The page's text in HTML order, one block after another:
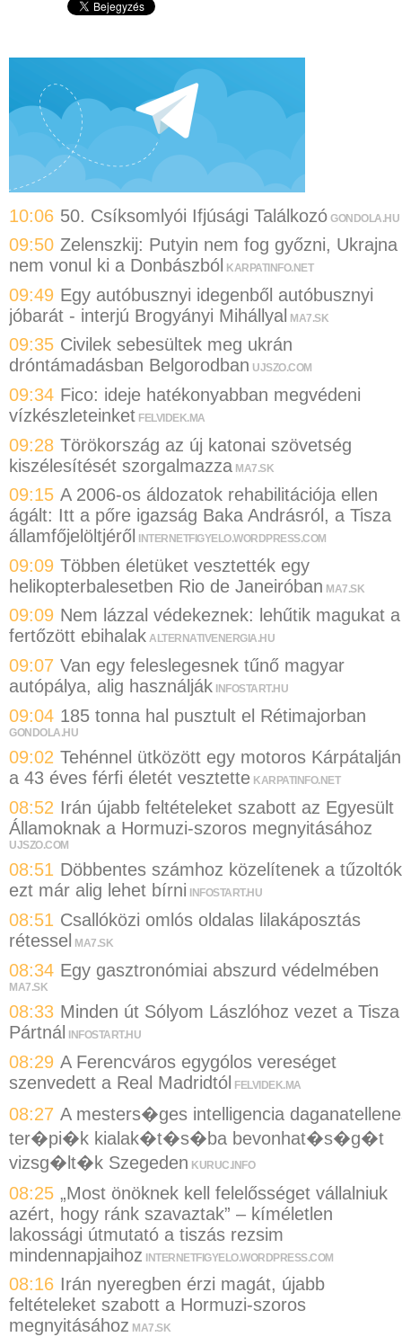
10:06 50. Csíksomlyói Ifjúsági Találkozó GONDOLA.HU
09:50 Zelenszkij: Putyin nem fog győzni, Ukrajna
nem vonul ki a Donbászból
KARPATINFO.NET
09:49 Egy autóbusznyi idegenből autóbusznyi
jóbarát - interjú Brogyányi Mihállyal MA7.SK
09:35 Civilek sebesültek meg ukrán
dróntámadásban Belgorodban UJSZO.COM
09:34 Fico: ideje hatékonyabban megvédeni
vízkészleteinket FELVIDEK.MA
09:28 Törökország az új katonai szövetség
kiszélesítését szorgalmazza MA7.SK
09:15 A 2006-os áldozatok rehabilitációja ellen
ágált: Itt a pőre igazság Baka Andrásról, a Tisza
államfőjelöltjéről
INTERNETFIGYELO.WORDPRESS.COM
09:09 Többen életüket vesztették egy
helikopterbalesetben Rio de Janeiróban MA7.SK
09:09 Nem lázzal védekeznek: lehűtik magukat a
fertőzött ebihalak ALTERNATIVENERGIA.HU
09:07 Van egy feleslegesnek tűnő magyar
autópálya, alig használják INFOSTART.HU
09:04 185 tonna hal pusztult el Rétimajorban
GONDOLA.HU
09:02 Tehénnel ütközött egy motoros
a 43 éves férfi életét vesztette KARPATINFO.NET
08:52 Irán újabb feltételeket szabott az Egyesült
Államoknak a Hormuzi-szoros megnyitásához
UJSZO.COM
08:51 Döbbentes számhoz közelítenek a
ezt már alig lehet bírni
INFOSTART.HU
08:51 Csallóközi omlós oldalas lilakáposztás
rétessel
MA7.SK
08:34 Egy gasztronómiai abszurd védelmében
MA7.SK
08:33 Minden út Sólyom Lászlóhoz vezet a Tisza
Pártnál
INFOSTART.HU
08:29 A Ferencváros egygólos vereséget
szenvedett a Real Madridtól FELVIDEK.MA
08:27 A mesters�ges intelligencia
ter�pi�k kialak�t�s�ba bevonhat�s�g�t
vizsg�lt�k Szegeden KURUC.INFO
08:25 „Most önöknek kell felelősséget vállalniuk
azért, hogy ránk szavaztak” – kíméletlen
lakossági útmutató a tiszás rezsim
mindennapjaihoz INTERNETFIGYELO.WORDPRESS.COM
08:16 Irán nyeregben érzi magát, újabb
feltételeket szabott a Hormuzi-szoros
megnyitásához MA7.SK